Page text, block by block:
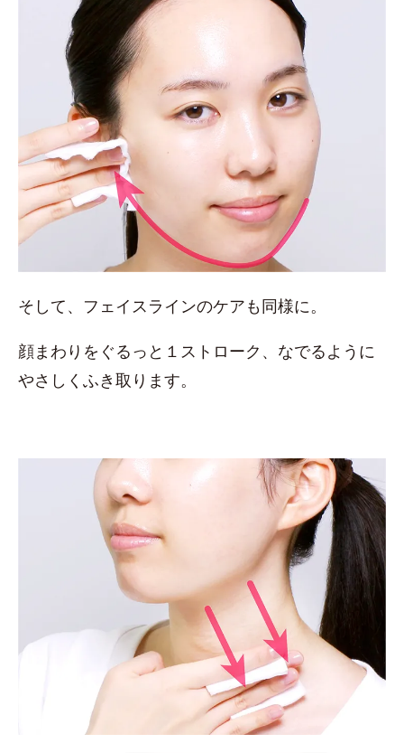
そして、フェイスラインのケアも同様に。
顔まわりをぐるっと１ストローク、なでるように
やさしくふき取ります。